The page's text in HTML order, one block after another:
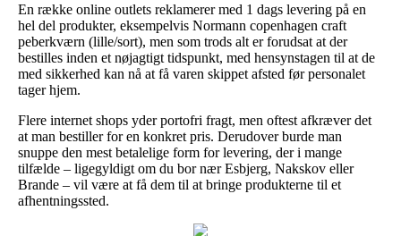
En række online outlets reklamerer med 1 dags levering på en
hel del produkter, eksempelvis Normann copenhagen craft
peberkværn (lille/sort), men som trods alt er forudsat at der
bestilles inden et nøjagtigt tidspunkt, med hensynstagen til at de
med sikkerhed kan nå at få varen skippet afsted før personalet
tager hjem.
Flere internet shops yder portofri fragt, men oftest afkræver det
at man bestiller for en konkret pris. Derudover burde man
snuppe den mest betalelige form for levering, der i mange
tilfælde – ligegyldigt om du bor nær Esbjerg, Nakskov eller
Brande – vil være at få dem til at bringe produkterne til et
afhentningssted.